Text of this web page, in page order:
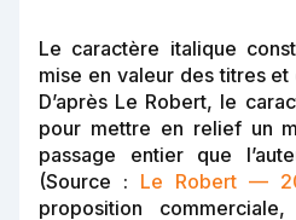
Le caractère italique
mise en valeur des titres
D’après Le Robert, le
pour mettre en relief un
passage entier que
(Source : Le Robert —
proposition